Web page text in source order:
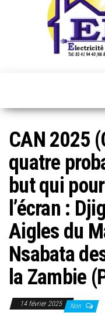
CAN 2025
quatre
but qui
l’écran :
Aigles du
Nsabata
la Zambie
14 février 2025 Non